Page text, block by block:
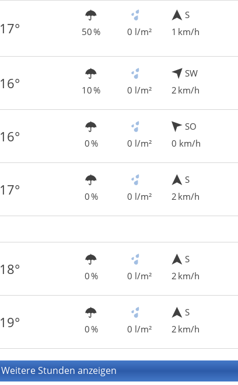
17° 50 % 0 l/m²
S
1 km/h
16° 10 % 0 l/m²
SW
2 km/h
16° 0 % 0 l/m²
SO
0 km/h
17° 0 % 0 l/m²
S
2 km/h
18° 0 % 0 l/m²
S
2 km/h
19° 0 % 0 l/m²
S
2 km/h
Weitere Stunden anzeigen